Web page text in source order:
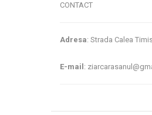
CONTACT
Adresa: Strada Calea
E-mail :